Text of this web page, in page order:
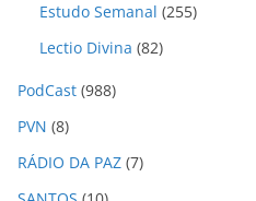
Estudo Semanal (255)
Lectio Divina (82)
PodCast (988)
PVN (8)
RÁDIO DA PAZ (7)